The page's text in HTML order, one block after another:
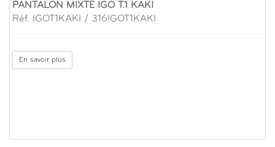
PANTALON MIXTE IGO T.1 KAKI
Réf. IGOT1KAKI / 316IGOT1KAKI
En savoir plus